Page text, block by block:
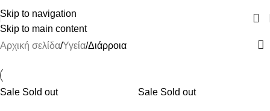
Skip to navigation
Skip to main content
ΔΩΡΕΑΝ ΜΕΤΑΦΟΡΙΚΑ ΑΝΩ ΤΩΝ 45€
Αρχική σελίδα Υγεία Διάρροια
Sale Sold out Sale Sold out